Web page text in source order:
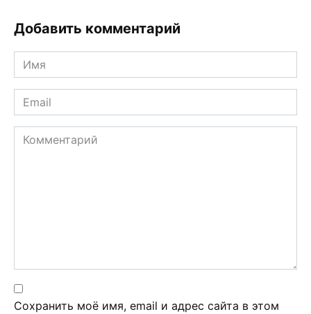
Добавить комментарий
Имя
*
Email
*
Комментарий
Сохранить моё имя, email и адрес сайта в этом